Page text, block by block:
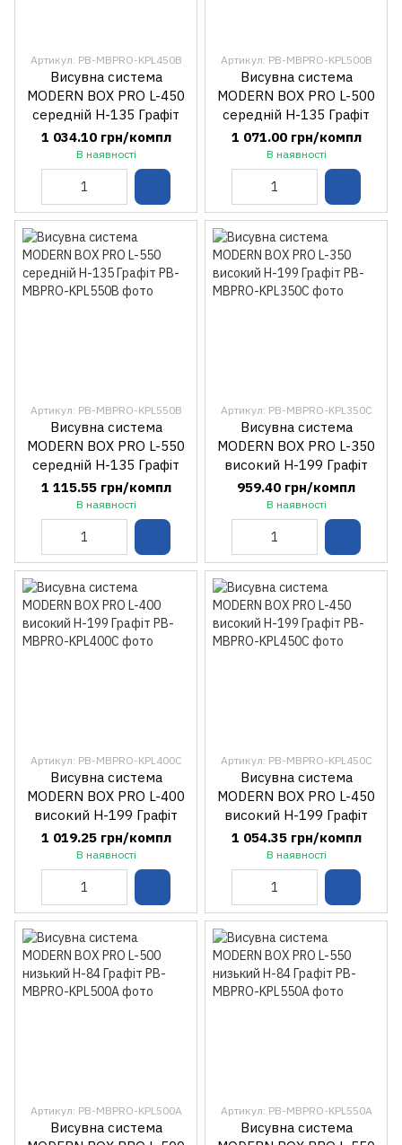
Артикул: PB-MBPRO-KPL450B
Висувна система
MODERN BOX PRO L-450
середній H-135 Графіт
1 034.10 грн/компл
В наявності
Артикул: PB-MBPRO-KPL500B
Висувна система
MODERN BOX PRO L-500
середній H-135 Графіт
1 071.00 грн/компл
В наявності
Артикул: PB-MBPRO-KPL550B
Висувна система
MODERN BOX PRO L-550
середній H-135 Графіт
1 115.55 грн/компл
В наявності
Артикул: PB-MBPRO-KPL350C
Висувна система
MODERN BOX PRO L-350
високий H-199 Графіт
959.40 грн/компл
В наявності
Артикул: PB-MBPRO-KPL400C
Висувна система
MODERN BOX PRO L-400
високий H-199 Графіт
1 019.25 грн/компл
В наявності
Артикул: PB-MBPRO-KPL450C
Висувна система
MODERN BOX PRO L-450
високий H-199 Графіт
1 054.35 грн/компл
В наявності
Артикул: PB-MBPRO-KPL500A
Висувна система
Артикул: PB-MBPRO-KPL550A
Висувна система